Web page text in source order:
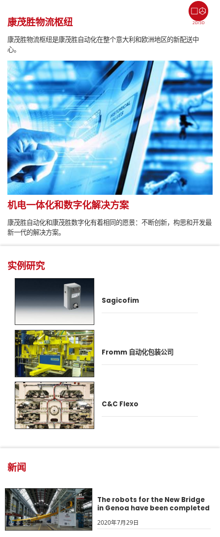
2D/3D
康茂胜物流枢纽
康茂胜物流枢纽是康茂胜自动化在整个意大利和欧洲地区的新配送中
心。
机电一体化和数字化解决方案
康茂胜自动化和康茂胜数字化有着相同的愿景：不断创新，构思和开发最
新一代的解决方案。
实例研究
Sagicofim
Fromm 自动化包装公司
C&C Flexo
新闻
The robots for the New Bridge
in Genoa have been completed
2020年7月29日